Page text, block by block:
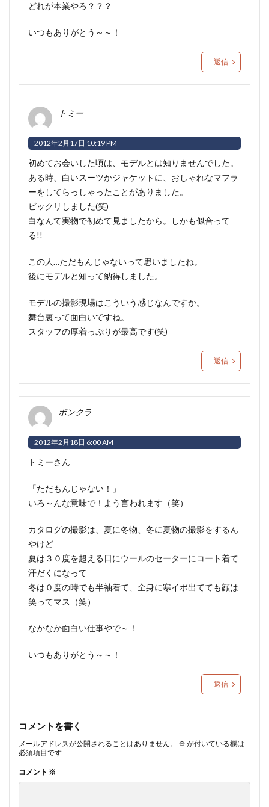
どれが本業やろ？？？
いつもありがとう～～！
返信
トミー
2012年2月17日 10:19 PM
初めてお会いした頃は、モデルとは知りませんでした。
ある時、白いスーツかジャケットに、おしゃれなマフラ
ーをしてらっしゃったことがありました。
ビックリしました(笑)
白なんて実物で初めて見ましたから。しかも似合って
る!!
この人…ただもんじゃないって思いましたね。
後にモデルと知って納得しました。
モデルの撮影現場はこういう感じなんですか。
舞台裏って面白いですね。
スタッフの厚着っぷりが最高です(笑)
返信
ボンクラ
2012年2月18日 6:00 AM
トミーさん
「ただもんじゃない！」
いろ～んな意味で！よう言われます（笑）
カタログの撮影は、夏に冬物、冬に夏物の撮影をするん
やけど
夏は３０度を超える日にウールのセーターにコート着て
汗だくになって
冬は０度の時でも半袖着て、全身に寒イボ出てても顔は
笑ってマス（笑）
なかなか面白い仕事やで～！
いつもありがとう～～！
返信
コメントを書く
メールアドレスが公開されることはありません。 ※ が付いている欄は
必須項目です
コメント ※